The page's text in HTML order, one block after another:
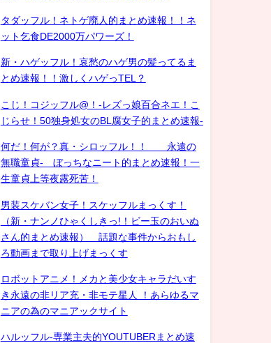
タダッフル！ネトゲ廃人的まとめ速報！！ネ
ット乞食DE2000万パワーズ！
新・ハゲッフル！哀愁のハゲ男の髪ってるま
とめ速報！！激しくハゲっTEL？
こじ！コジッフル@！-レズっ娘百合ネエ！こ
じらせ！50独身処女のBL腐女子的まとめ速報-
何だ！何が？真・シロッフル！！ 永遠の
無職童貞- ぼっちなニート的まとめ速報！一
生童貞上等夜露死苦！
男装スケバン女子！スケッフルまっくす！
（新・ナンノひゃくしきっ!！ビー玉のおいぬ
さん的まとめ速報） 話題な事件からおもし
ろ動画まで取り上げまっくす
ロボットアニメ！メカと美少女キャラだいす
き永遠の非リア充・非モテ星人 ！あらゆるマ
ニアの為のマニアックサイト
ハルッフル-専業主夫的YOUTUBERまとめ速